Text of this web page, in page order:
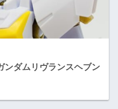
ンダムリヴランスヘブン